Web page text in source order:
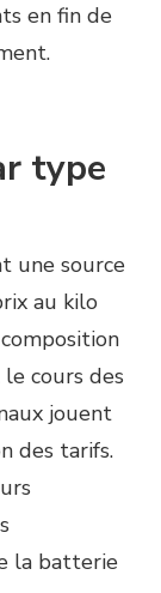
en fin de
type
une source
au kilo
cours des
jouent
des tarifs.
la batterie